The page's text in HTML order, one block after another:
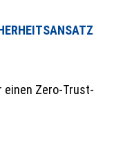
Zero-Trust-